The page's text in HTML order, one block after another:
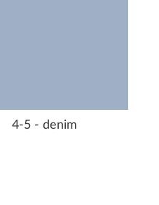
4-5 - denim